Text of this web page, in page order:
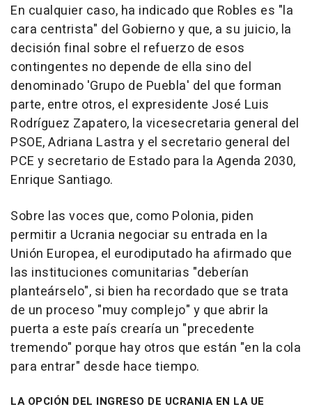
En cualquier caso, ha indicado que Robles es "la
cara centrista" del Gobierno y que, a su juicio, la
decisión final sobre el refuerzo de esos
contingentes no depende de ella sino del
denominado 'Grupo de Puebla' del que forman
parte, entre otros, el expresidente José Luis
Rodríguez Zapatero, la vicesecretaria general del
PSOE, Adriana Lastra y el secretario general del
PCE y secretario de Estado para la Agenda 2030,
Enrique Santiago.
Sobre las voces que, como Polonia, piden
permitir a Ucrania negociar su entrada en la
Unión Europea, el eurodiputado ha afirmado que
las instituciones comunitarias "deberían
planteárselo", si bien ha recordado que se trata
de un proceso "muy complejo" y que abrir la
puerta a este país crearía un "precedente
tremendo" porque hay otros que están "en la cola
para entrar" desde hace tiempo.
LA OPCIÓN DEL INGRESO DE UCRANIA EN LA UE